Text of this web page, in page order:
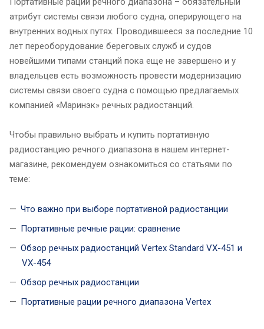
атрибут системы связи любого судна, оперирующего на
внутренних водных путях. Проводившееся за последние 10
лет переоборудование береговых служб и судов
новейшими типами станций пока еще не завершено и у
владельцев есть возможность провести модернизацию
системы связи своего судна с помощью предлагаемых
компанией «Маринэк» речных радиостанций.
Чтобы правильно выбрать и купить портативную
радиостанцию речного диапазона в нашем интернет-
магазине, рекомендуем ознакомиться со статьями по
теме:
Что важно при выборе портативной радиостанции
Портативные речные рации: сравнение
Обзор речных радиостанций Vertex Standard VX-451 и
VX-454
Обзор речных радиостанции
Портативные рации речного диапазона Vertex